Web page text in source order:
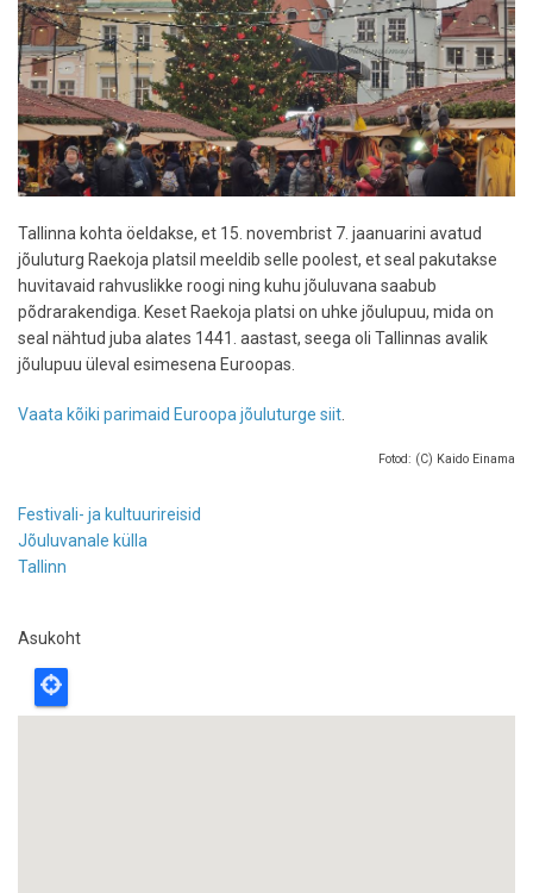
Tallinna kohta öeldakse, et 15. novembrist 7. jaanuarini avatud
jõuluturg Raekoja platsil meeldib selle poolest, et seal pakutakse
huvitavaid rahvuslikke roogi ning kuhu jõuluvana saabub
põdrarakendiga. Keset Raekoja platsi on uhke jõulupuu, mida on
seal nähtud juba alates 1441. aastast, seega oli Tallinnas avalik
jõulupuu üleval esimesena Euroopas.
Vaata kõiki parimaid Euroopa jõuluturge siit
Fotod: (C) Kaido Einama
Festivali- ja kultuurireisid
Jõuluvanale külla
Tallinn
Asukoht